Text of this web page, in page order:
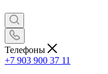
Телефоны
+7 903 900 37 11